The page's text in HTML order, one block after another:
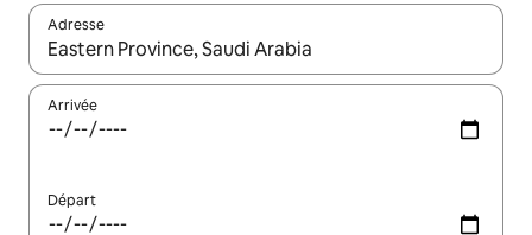
Adresse
Lorsque les résultats s'affichent, utilisez les flèches vers le
Arrivée
Départ